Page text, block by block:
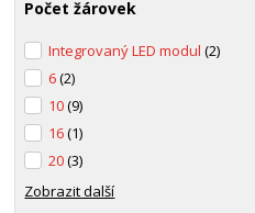
Počet žárovek
Integrovaný LED modul(2)
6(2)
10(9)
16(1)
20(3)
Zobrazit další